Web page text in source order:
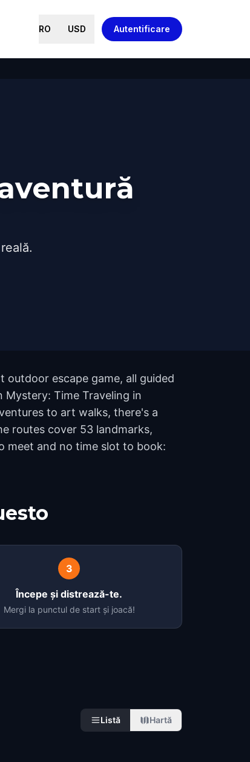
RO USD Autentificare
escape game, all guided
Time Traveling in
to art walks, there's a
routes cover 53 landmarks,
meet and no time slot to book:
3
Începe și distrează-te.
Mergi la punctul de start și joacă!
Listă Hartă